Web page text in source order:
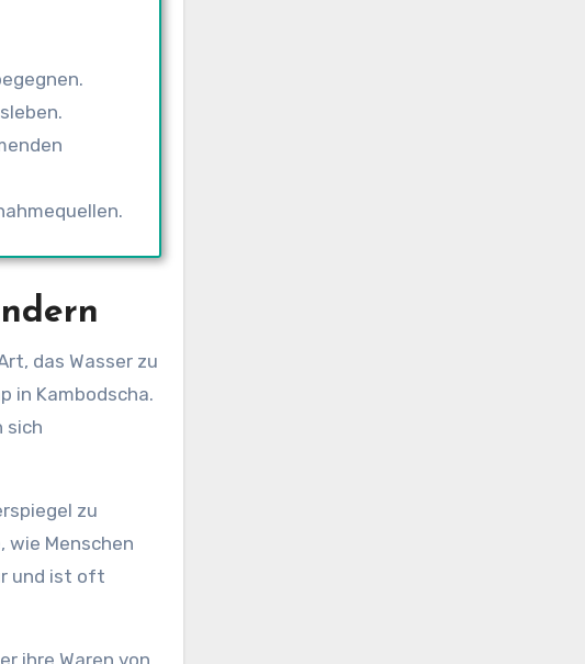
das Wasser zu
in Kambodscha.
sich
zu
wie Menschen
und ist oft